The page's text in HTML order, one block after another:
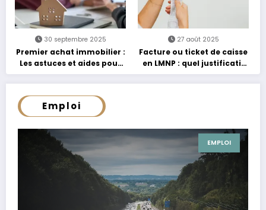
30 septembre 2025
Premier achat immobilier :
Les astuces et aides pour
les jeunes acquéreurs
27 août 2025
Facture ou ticket de caisse
en LMNP : quel justificatif
pour optimiser ses charges
Emploi
EMPLOI